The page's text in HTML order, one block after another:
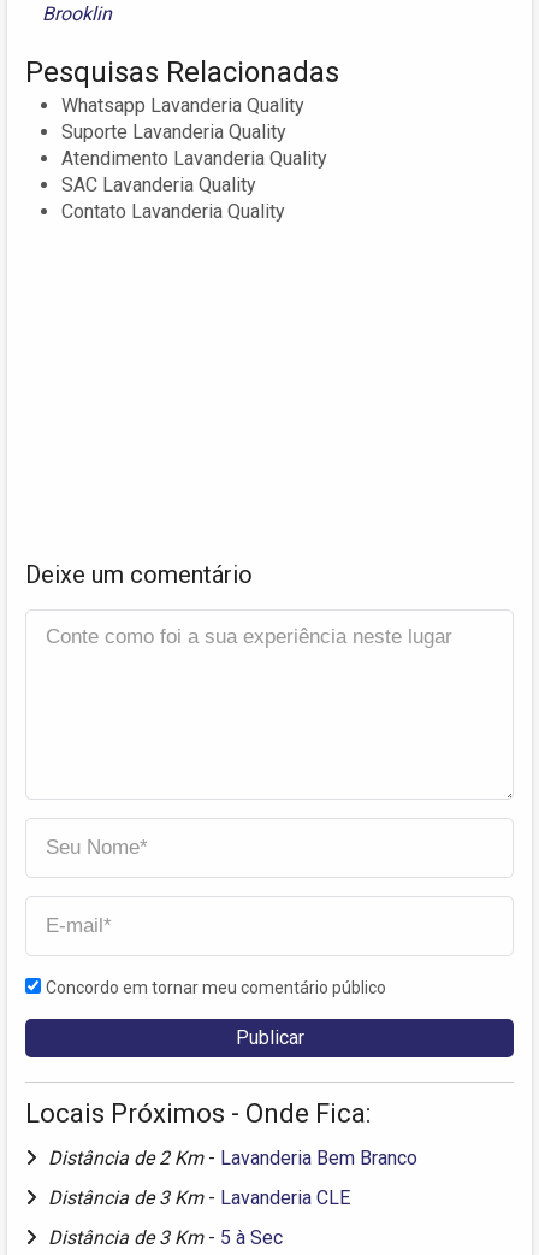
Brooklin
Pesquisas Relacionadas
Whatsapp Lavanderia Quality
Suporte Lavanderia Quality
Atendimento Lavanderia Quality
SAC Lavanderia Quality
Contato Lavanderia Quality
Deixe um comentário
Concordo em tornar meu comentário público
Locais Próximos - Onde Fica:
Distância de 2 Km - Lavanderia Bem Branco
Distância de 3 Km - Lavanderia CLE
Distância de 3 Km - 5 à Sec